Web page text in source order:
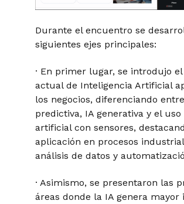
Durante el encuentro se
siguientes ejes principales:
· En primer lugar, se introdujo
actual de Inteligencia Artificial
los negocios, diferenciando
predictiva, IA generativa y el uso
artificial con sensores,
aplicación en procesos
análisis de datos y
· Asimismo, se presentaron las
áreas donde la IA genera mayor